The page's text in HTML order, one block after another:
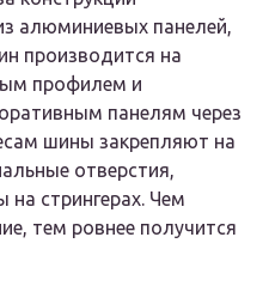
алюминиевых панелей,
производится на
профилем и
панелям через
шины закрепляют на
отверстия,
стрингерах. Чем
тем ровнее получится